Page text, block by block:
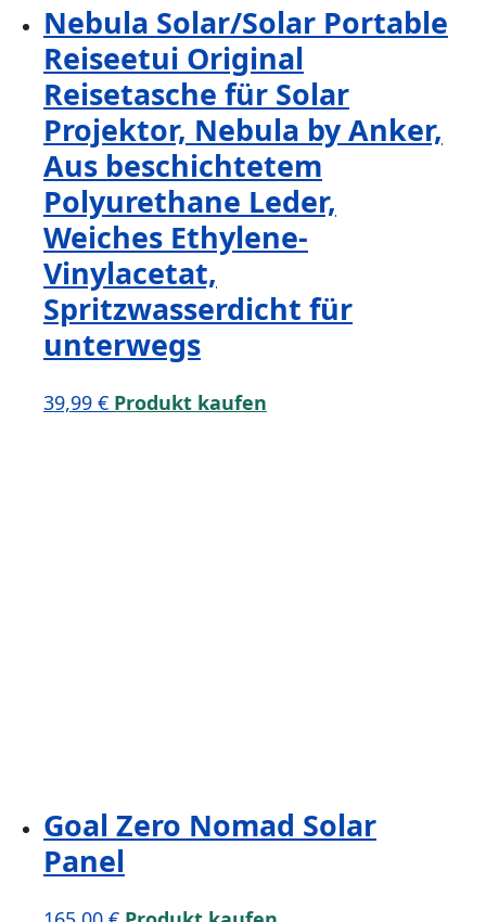
Nebula Solar/Solar Portable
Reiseetui Original
Reisetasche für Solar
Projektor, Nebula by Anker,
Aus beschichtetem
Polyurethane Leder,
Weiches Ethylene-
Vinylacetat,
Spritzwasserdicht für
unterwegs
39,99 € Produkt kaufen
Goal Zero Nomad Solar
Panel